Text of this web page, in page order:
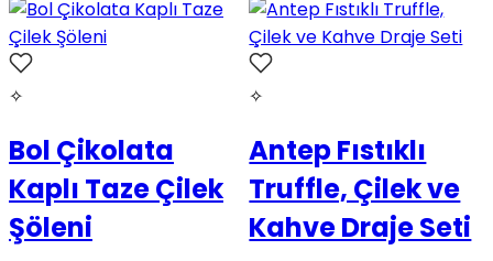
✧
Bol Çikolata
Kaplı Taze Çilek
Şöleni
✧
Antep Fıstıklı
Truffle, Çilek ve
Kahve Draje Seti